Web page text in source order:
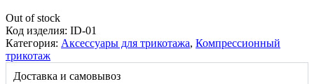
Out of stock
Код изделия: ID-01
Категория: Аксессуары для трикотажа, Компрессионный
трикотаж
Доставка и самовывоз